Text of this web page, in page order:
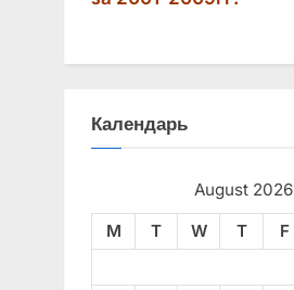
Календарь
August 2026
M
T W T F